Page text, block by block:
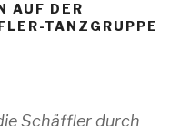
AUF DER
TANZGRUPPE
Schäffler durch